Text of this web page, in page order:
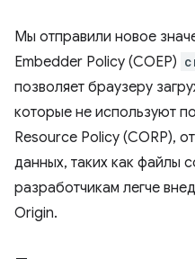
Мы отправили новое
Embedder Policy (COEP)
позволяет браузеру
которые не используют
Resource Policy (CORP),
данных, таких как файлы
разработчикам легче
Origin.